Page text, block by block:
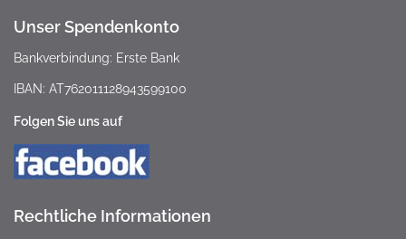
Unser Spendenkonto
Bankverbindung: Erste Bank
IBAN: AT762011128943599100
Folgen Sie uns auf
Rechtliche Informationen